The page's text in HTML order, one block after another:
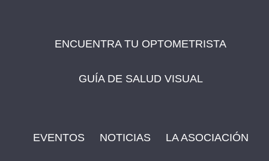
ENCUENTRA TU OPTOMETRISTA
GUÍA DE SALUD VISUAL
EVENTOS NOTICIAS LA ASOCIACIÓN